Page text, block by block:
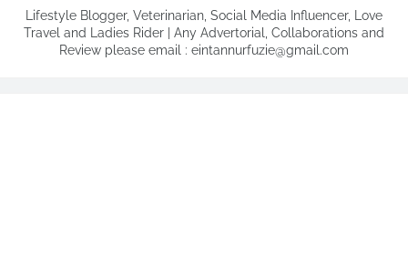
Lifestyle Blogger, Veterinarian, Social Media Influencer, Love
Travel and Ladies Rider | Any Advertorial, Collaborations and
Review please email : eintannurfuzie@gmail.com